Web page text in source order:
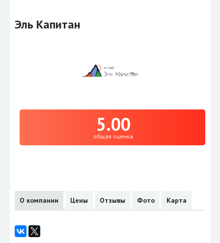
Эль Капитан
5.00
общая оценка
О компании Цены Отзывы Фото Карта